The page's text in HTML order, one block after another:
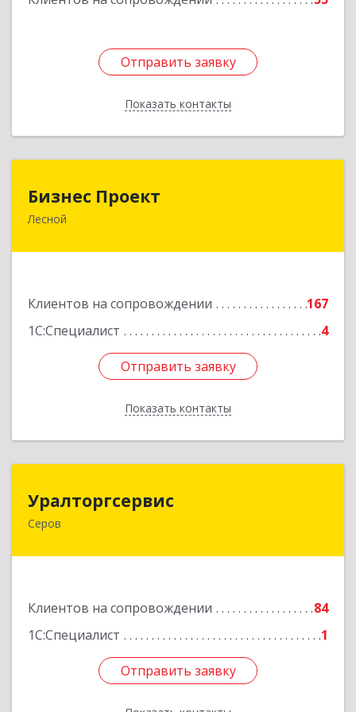
Отправить заявку
Показать контакты
Отправить заявку
Назад
Бизнес Проект
Лесной
Клиентов на сопровождении
167
1С:Специалист
4
Отправить заявку
Показать контакты
624200, Свердловская обл, Лесной г, Сиротина
Отправить заявку
Назад
Уралторгсервис
Серов
Клиентов на сопровождении
84
1С:Специалист
1
Отправить заявку
624980, Свердловская обл, Серов г, Кирова ул,
Отправить заявку